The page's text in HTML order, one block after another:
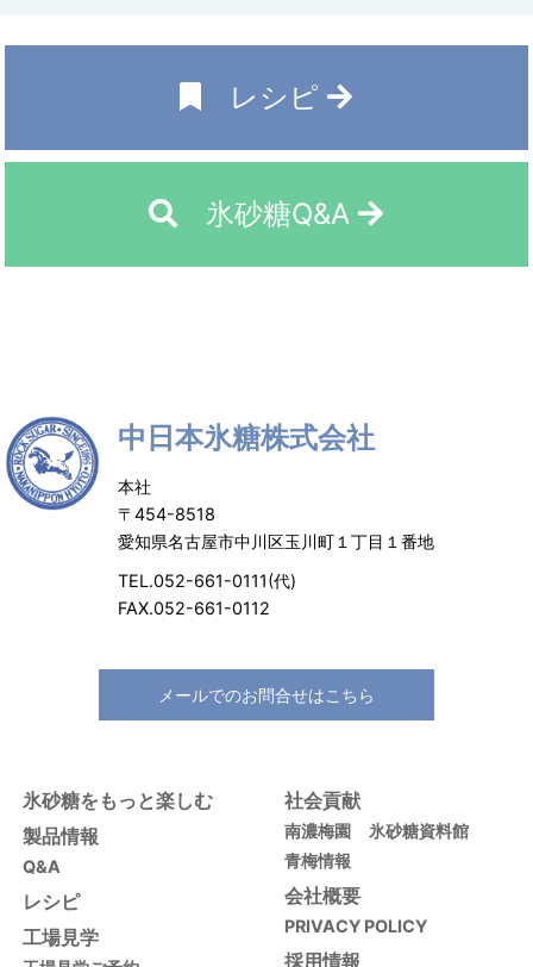
レシピ
氷砂糖Q&A
中日本氷糖株式会社
本社
〒454-8518
愛知県名古屋市中川区玉川町１丁目１番地
TEL.052-661-0111(代)
FAX.052-661-0112
メールでのお問合せはこちら
氷砂糖をもっと楽しむ
製品情報
Q&A
レシピ
工場見学
社会貢献
南濃梅園
氷砂糖資料館
青梅情報
会社概要
PRIVACY POLICY
採用情報